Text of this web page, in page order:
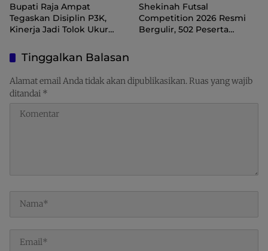
Bupati Raja Ampat
Tegaskan Disiplin P3K,
Kinerja Jadi Tolok Ukur
Shekinah Futsal
Competition 2026 Resmi
Bergulir, 502 Peserta
Tinggalkan Balasan
Alamat email Anda tidak akan dipublikasikan.Ruas yang wajib
ditandai *